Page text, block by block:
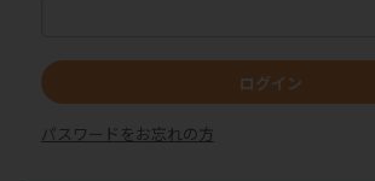
ログイン
パスワードをお忘れの方